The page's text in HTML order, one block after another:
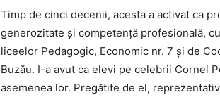
Timp de cinci decenii, acesta a activat ca
generozitate şi competenţă profesională,
liceelor Pedagogic, Economic nr. 7 şi de
Buzău. I-a avut ca elevi pe celebrii Cornel
asemenea lor. Pregătite de el,